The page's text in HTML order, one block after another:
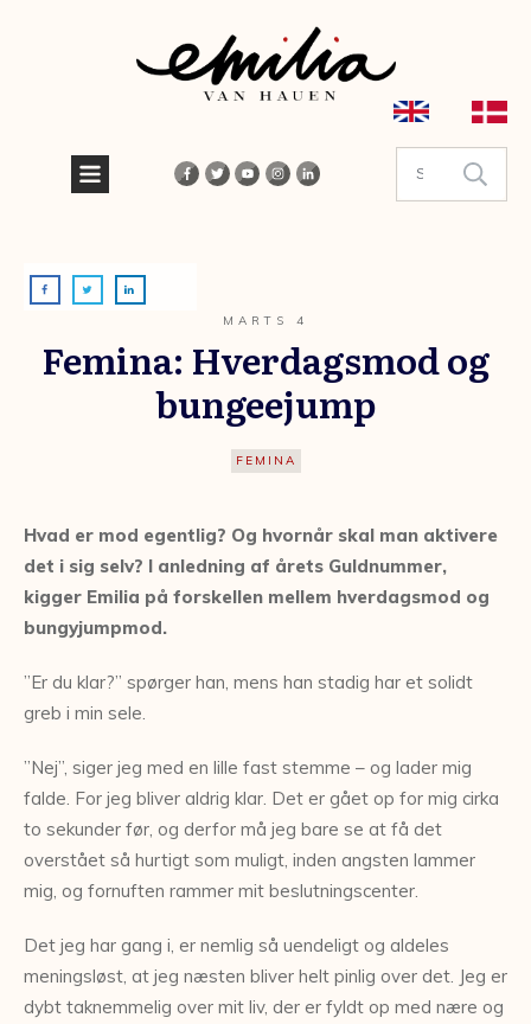
MARTS 4
Femina: Hverdagsmod og
bungeejump
FEMINA
Hvad er mod egentlig? Og hvornår skal man aktivere
det i sig selv? I anledning af årets Guldnummer,
kigger Emilia på forskellen mellem hverdagsmod og
bungyjumpmod.
”Er du klar?” spørger han, mens han stadig har et solidt
greb i min sele.
”Nej”, siger jeg med en lille fast stemme – og lader mig
falde. For jeg bliver aldrig klar. Det er gået op for mig cirka
to sekunder før, og derfor må jeg bare se at få det
overstået så hurtigt som muligt, inden angsten lammer
mig, og fornuften rammer mit beslutningscenter.
Det jeg har gang i, er nemlig så uendeligt og aldeles
meningsløst, at jeg næsten bliver helt pinlig over det. Jeg er
dybt taknemmelig over mit liv, der er fyldt op med nære og